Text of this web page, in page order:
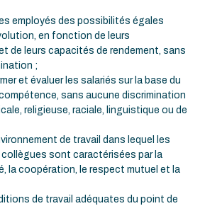
employés des possibilités égales
en fonction de leurs
de leurs capacités de rendement, sans
;
et évaluer les salariés sur la base du
sans aucune discrimination
religieuse, raciale, linguistique ou de
de travail dans lequel les
sont caractérisées par la
la coopération, le respect mutuel et la
de travail adéquates du point de